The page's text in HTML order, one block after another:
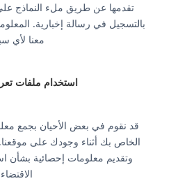
تقدمها عن طريق ملء النماذج
بالتسجيل في رسالة إخبارية.
معنا لأي
استخدام ملفات
قد نقوم في بعض الأحيان بجمع
الخاص بك أثناء وجودك على موقعنا.
وتقديم معلومات إحصائية بشأن